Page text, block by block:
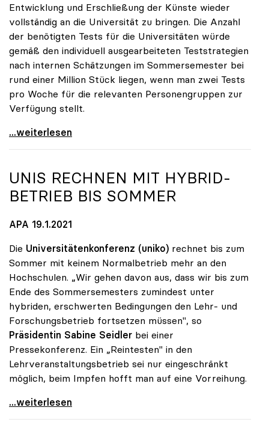
Entwicklung und Erschließung der Künste wieder
vollständig an die Universität zu bringen. Die Anzahl
der benötigten Tests für die Universitäten würde
gemäß den individuell ausgearbeiteten Teststrategien
nach internen Schätzungen im Sommersemester bei
rund einer Million Stück liegen, wenn man zwei Tests
pro Woche für die relevanten Personengruppen zur
Verfügung stellt.
Seidler: „1 Million Euro für Antigen-Tests ist
...weiterlesen
UNIS RECHNEN MIT HYBRID-
BETRIEB BIS SOMMER
APA 19.1.2021
Die Universitätenkonferenz (uniko) rechnet bis zum
Sommer mit keinem Normalbetrieb mehr an den
Hochschulen. „Wir gehen davon aus, dass wir bis zum
Ende des Sommersemesters zumindest unter
hybriden, erschwerten Bedingungen den Lehr- und
Forschungsbetrieb fortsetzen müssen", so
Präsidentin Sabine Seidler bei einer
Pressekonferenz. Ein „Reintesten" in den
Lehrveranstaltungsbetrieb sei nur eingeschränkt
möglich, beim Impfen hofft man auf eine Vorreihung.
Unis rechnen mit Hybrid-Betrieb bis Sommer
...weiterlesen